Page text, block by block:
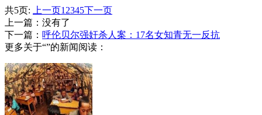
共5页: 上一页1 2345下一页
上一篇：没有了
下一篇： 呼伦贝尔强奸杀人案：17名女知青无一反抗
更多关于“”的新闻阅读：